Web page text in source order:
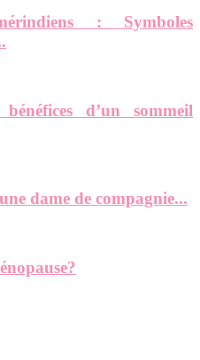
: Symboles
d’un sommeil
dame de compagnie...